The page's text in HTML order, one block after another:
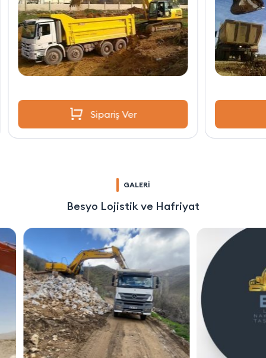
Sipariş Ver
GALERİ
Besyo Lojistik ve Hafriyat